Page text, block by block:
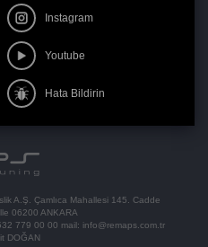
Instagram
Youtube
Hata Bildirin
A.Ş. Çamlıca Mahallesi 145. Cadde
06200 ANKARA
779 00 00 mail: info@remaps.com.tr
DOĞAN